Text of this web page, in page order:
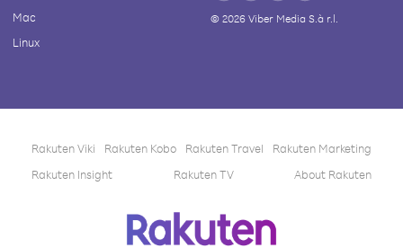
Mac
Linux
© 2026Viber Media S.à r.l.
Rakuten Viki Rakuten Kobo Rakuten Travel
Rakuten Marketing
Rakuten Insight
Rakuten TV About Rakuten